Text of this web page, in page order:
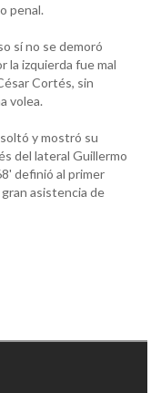
penal.
sí no se demoró
la izquierda fue mal
Cortés, sin
volea.
y mostró su
del lateral Guillermo
definió al primer
asistencia de